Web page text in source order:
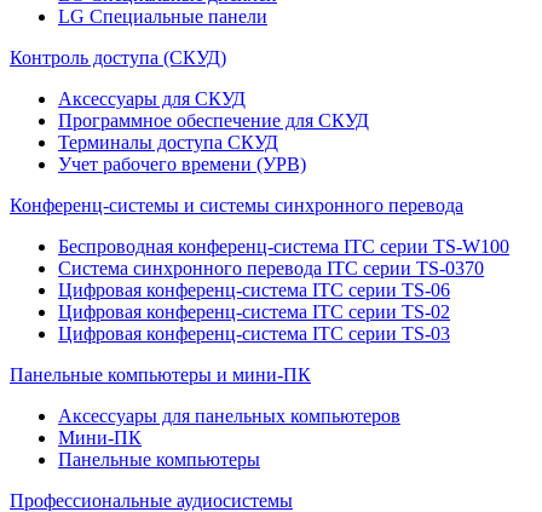
LG Специальные панели
Контроль доступа (СКУД)
Аксессуары для СКУД
Программное обеспечение для СКУД
Терминалы доступа СКУД
Учет рабочего времени (УРВ)
Конференц-системы и системы синхронного перевода
Беспроводная конференц-система ITC серии TS-W100
Система синхронного перевода ITC серии TS-0370
Цифровая конференц-система ITC серии TS-06
Цифровая конференц-система ITC серии TS-02
Цифровая конференц-система ITC серии TS-03
Панельные компьютеры и мини-ПК
Аксессуары для панельных компьютеров
Мини-ПК
Панельные компьютеры
Профессиональные аудиосистемы